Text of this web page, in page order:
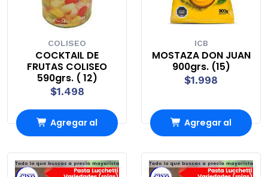
COLISEO
COCKTAIL DE
FRUTAS COLISEO
590grs. ( 12)
$1.498
Agregar al
ICB
MOSTAZA DON JUAN
900grs. (15)
$1.998
Agregar al